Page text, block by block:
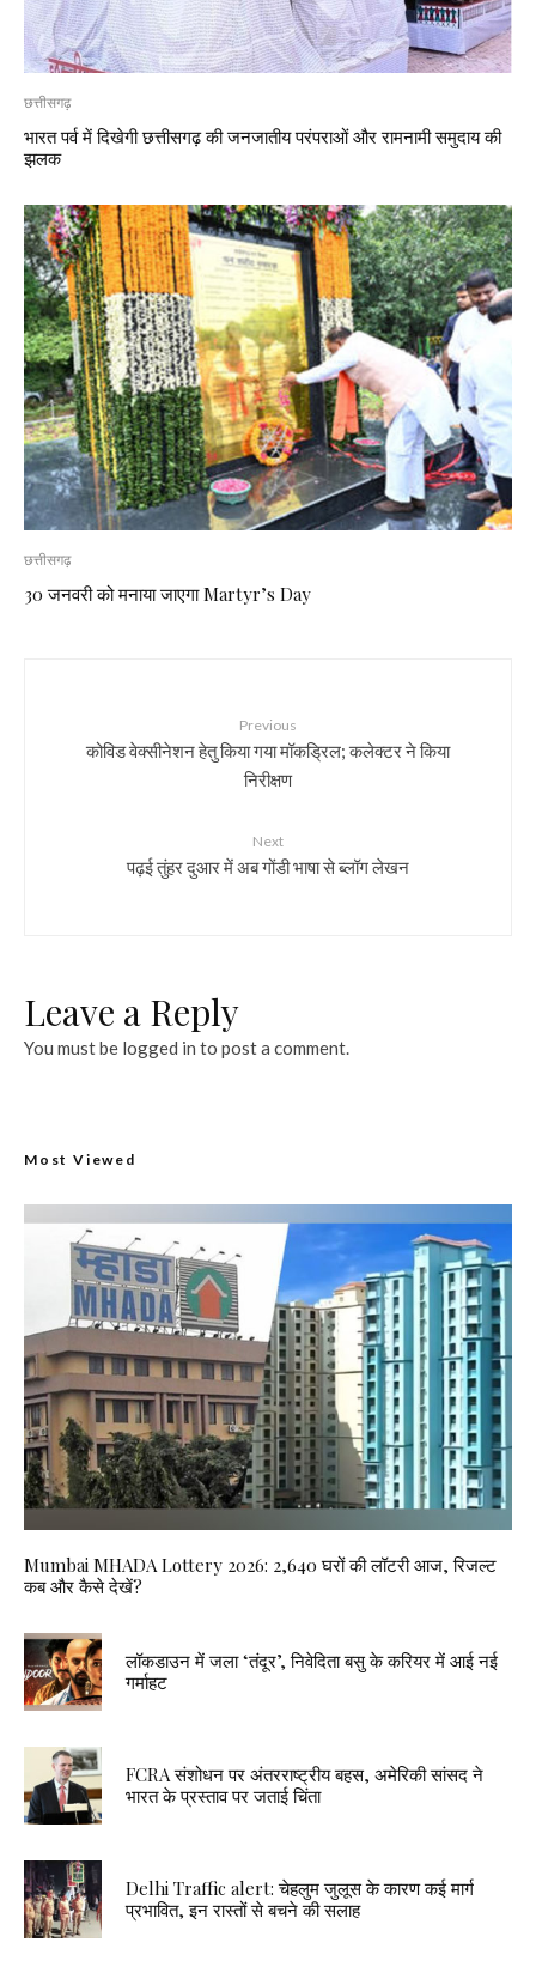
छत्तीसगढ़
भारत पर्व में दिखेगी छत्तीसगढ़ की जनजातीय परंपराओं और रामनामी समुदाय की
झलक
छत्तीसगढ़
30 जनवरी को मनाया जाएगा Martyr’s Day
Previous
कोविड वेक्सीनेशन हेतु किया गया मॉकड्रिल; कलेक्टर ने किया
निरीक्षण
Next
पढ़ई तुंहर दुआर में अब गोंडी भाषा से ब्लॉग लेखन
Leave a Reply
You must be logged in to post a comment.
Most Viewed
Mumbai MHADA Lottery 2026: 2,640 घरों की लॉटरी आज, रिजल्ट
कब और कैसे देखें?
लॉकडाउन में जला ‘तंदूर’, निवेदिता बसु के करियर में आई नई
गर्माहट
FCRA संशोधन पर अंतरराष्ट्रीय बहस, अमेरिकी सांसद ने
भारत के प्रस्ताव पर जताई चिंता
Delhi Traffic alert: चेहलुम जुलूस के कारण कई मार्ग
प्रभावित, इन रास्तों से बचने की सलाह